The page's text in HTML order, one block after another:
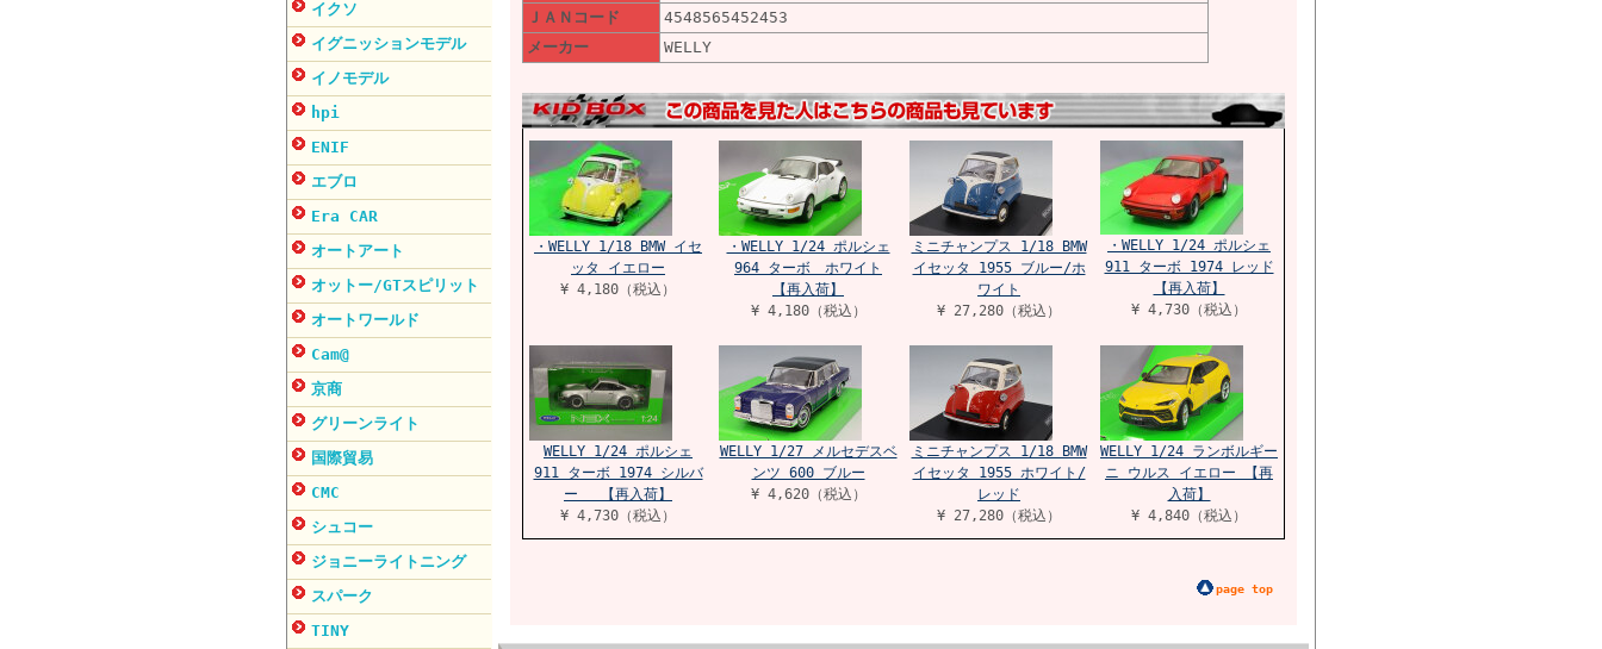
イクソ
イグニッションモデル
イノモデル
hpi
ENIF
エブロ
Era CAR
オートアート
オットー/GTスピリット
オートワールド
Cam@
京商
グリーンライト
国際貿易
CMC
シュコー
ジョニーライトニング
スパーク
TINY
ＪＡＮコード
4548565452453
メーカー
WELLY
・WELLY 1/18 BMW イセ
ッタ イエロー
¥ 4,180（税込）
・WELLY 1/24 ポルシェ
964 ターボ ホワイト
【再入荷】
¥ 4,180（税込）
ミニチャンプス 1/18 BMW
イセッタ 1955 ブルー/ホ
ワイト
¥ 27,280（税込）
・WELLY 1/24 ポルシェ
911 ターボ 1974 レッド
【再入荷】
¥ 4,730（税込）
WELLY 1/24 ポルシェ
911 ターボ 1974 シルバ
ー 【再入荷】
¥ 4,730（税込）
WELLY 1/27 メルセデスベ
ンツ 600 ブルー
¥ 4,620（税込）
ミニチャンプス 1/18 BMW
イセッタ 1955 ホワイト/
レッド
¥ 27,280（税込）
WELLY 1/24 ランボルギー
ニ ウルス イエロー 【再
入荷】
¥ 4,840（税込）
page top